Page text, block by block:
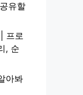
유할
프로
, 순
아봐